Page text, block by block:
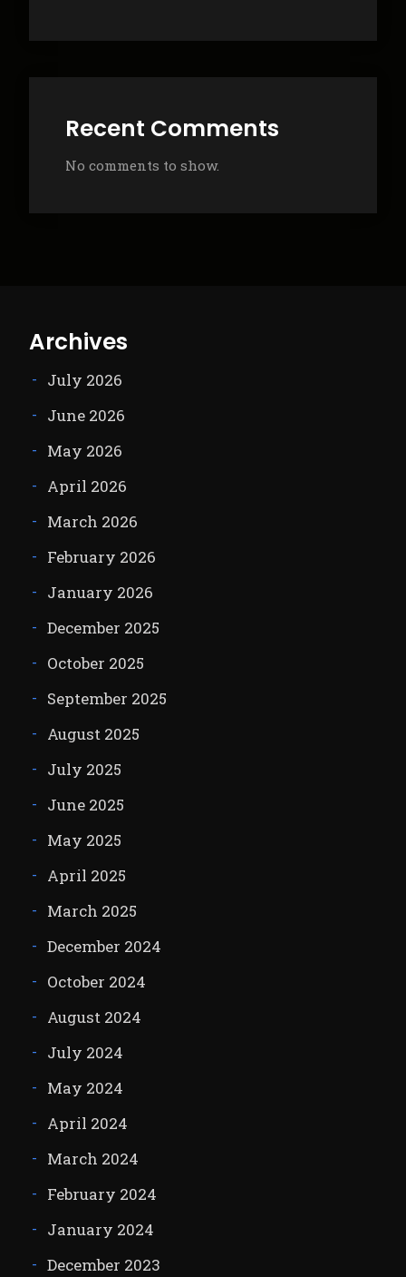
Recent Comments
No comments to show.
Archives
July 2026
June 2026
May 2026
April 2026
March 2026
February 2026
January 2026
December 2025
October 2025
September 2025
August 2025
July 2025
June 2025
May 2025
April 2025
March 2025
December 2024
October 2024
August 2024
July 2024
May 2024
April 2024
March 2024
February 2024
January 2024
December 2023